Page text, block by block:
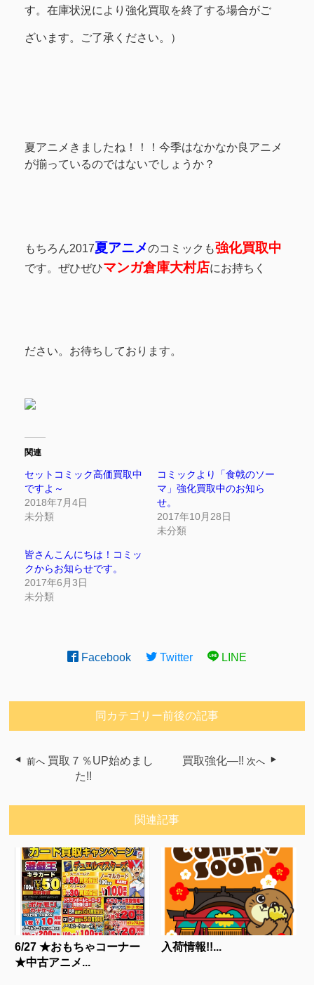
す。在庫状況により強化買取を終了する場合がご
ざいます。ご了承ください。）
夏アニメきましたね！！！今季はなかなか良アニメ
が揃っているのではないでしょうか？
もちろん2017夏アニメのコミックも強化買取中
です。ぜひぜひマンガ倉庫大村店にお持ちく
ださい。お待ちしております。
関連
セットコミック高価買取中
ですよ～
2018年7月4日
未分類
コミックより「食戟のソー
マ」強化買取中のお知ら
せ。
2017年10月28日
未分類
皆さんこんにちは！コミッ
クからお知らせです。
2017年6月3日
未分類
Facebook Twitter LINE
同カテゴリー前後の記事
前へ 買取７％UP始めまし
た!!
買取強化―!! 次へ
関連記事
6/27 ★おもちゃコーナー
★中古アニメ...
入荷情報!!...